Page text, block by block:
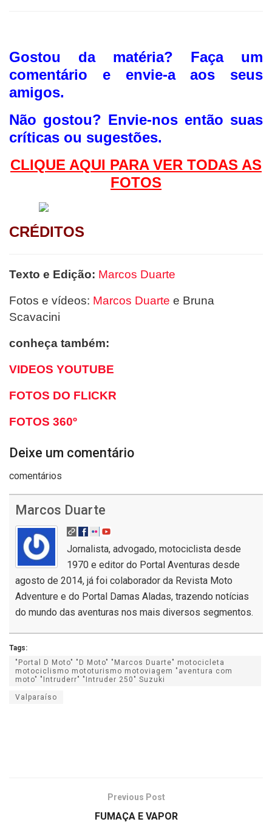
Gostou da matéria? Faça um
comentário e envie-a aos seus
amigos.
Não gostou? Envie-nos então suas
críticas ou sugestões.
CLIQUE AQUI PARA VER TODAS AS
FOTOS
CRÉDITOS
Texto e Edição: Marcos Duarte
Fotos e vídeos: Marcos Duarte e Bruna
Scavacini
conheça também:
VIDEOS YOUTUBE
FOTOS DO FLICKR
FOTOS 360º
Deixe um comentário
comentários
Marcos Duarte
Jornalista, advogado, motociclista desde
1970 e editor do Portal Aventuras desde
agosto de 2014, já foi colaborador da Revista Moto
Adventure e do Portal Damas Aladas, trazendo notícias
do mundo das aventuras nos mais diversos segmentos.
Tags:
"Portal D Moto" "D Moto" "Marcos Duarte" motocicleta
motociclismo mototurismo motoviagem "aventura com
moto" "Intruderr" "Intruder 250" Suzuki
Valparaíso
Previous Post
FUMAÇA E VAPOR